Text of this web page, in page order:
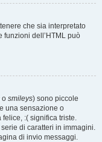
che sia interpretato
funzioni dell’HTML può
o smileys) sono piccole
una sensazione o
felice, :( significa triste.
di caratteri in immagini.
di invio messaggi.